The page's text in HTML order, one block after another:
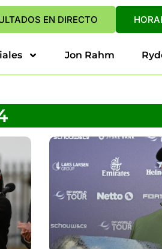
EN DIRECTO
Jon Rahm